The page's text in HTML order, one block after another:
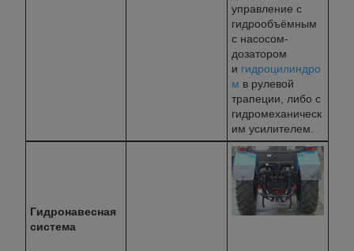
управление с
гидрообъёмным
с насосом-
дозатором
и гидроцилиндро
м в рулевой
трапеции, либо с
гидромеханическ
им усилителем.
Гидронавесная
система